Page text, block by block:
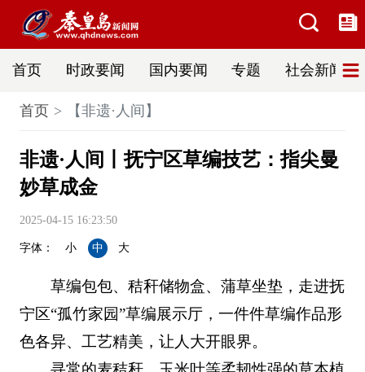
首页 时政要闻 国内要闻 专题 社会新闻
首页 【非遗·人间】
非遗·人间丨抚宁区草编技艺：指尖曼
妙草成金
2025-04-15 16:23:50
字体： 小 中 大
草编包包、秸秆储物盒、蒲草坐垫，走进抚
宁区“孤竹家园”草编展示厅，一件件草编作品形
色各异、工艺精美，让人大开眼界。